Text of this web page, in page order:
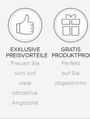
EXKLUSIVE
PREISVORTEILE
Freuen Sie
sich auf
viele
attraktive
Angebote
GRATIS
Perfekt
auf Sie
abgestimmt